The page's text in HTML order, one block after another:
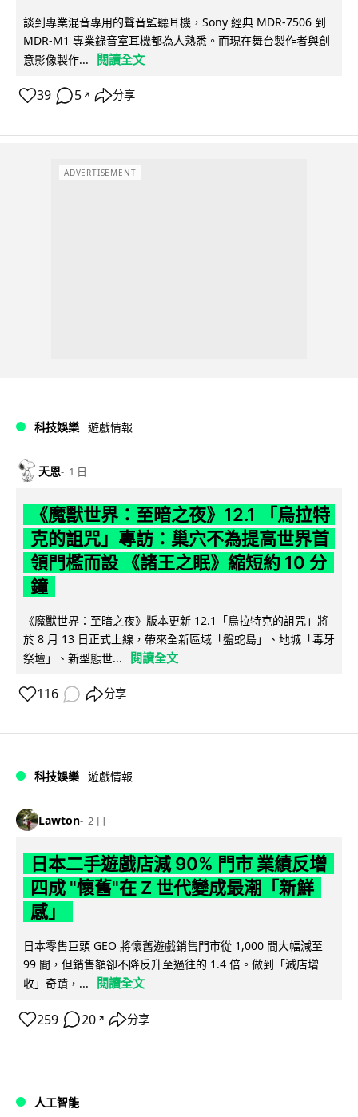
談到專業混音專用的聲音監聽耳機，Sony 經典 MDR-7506 到
MDR-M1 專業錄音室耳機都為人熟悉。而現在舞台製作者與創
意影像製作...
閱讀全文
39 5 ↗ 分享
ADVERTISEMENT
科技娛樂 遊戲情報
天恩 1 日
《魔獸世界：至暗之夜》12.1 「烏拉特
克的詛咒」專訪：巢穴不為提高世界首
領門檻而設 《諸王之眠》縮短約 10 分
鐘
《魔獸世界：至暗之夜》版本更新 12.1「烏拉特克的詛咒」將
於 8 月 13 日正式上線，帶來全新區域「盤蛇島」、地城「毒牙
祭壇」、新型態世...
閱讀全文
116 分享
科技娛樂 遊戲情報
Lawton 2 日
日本二手遊戲店減 90% 門市 業績反增
四成 "懷舊"在 Z 世代變成最潮「新鮮
感」
日本零售巨頭 GEO 將懷舊遊戲銷售門市從 1,000 間大幅減至
99 間，但銷售額卻不降反升至過往的 1.4 倍。做到「減店增
收」奇蹟，...
閱讀全文
259 20 ↗ 分享
人工智能